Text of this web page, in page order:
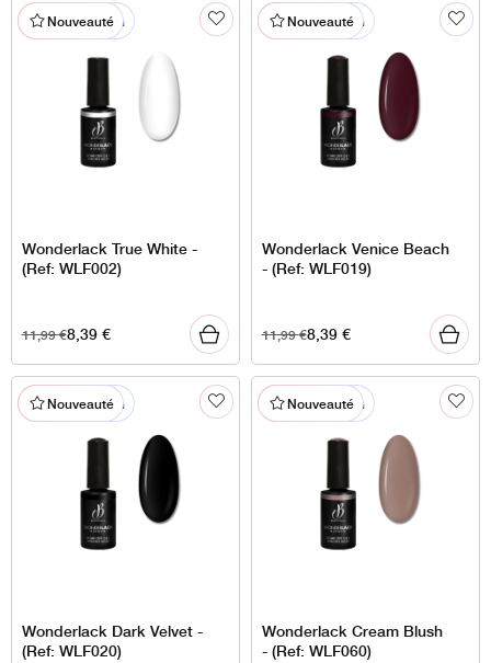
% En promotion
Nouveauté
Wonderlack True White -
(Ref: WLF002)
11,99€8,39€
% En promotion
Nouveauté
Wonderlack Venice Beach
- (Ref: WLF019)
11,99€8,39€
% En promotion
Nouveauté
Wonderlack Dark Velvet -
(Ref: WLF020)
% En promotion
Nouveauté
Wonderlack Cream Blush
- (Ref: WLF060)